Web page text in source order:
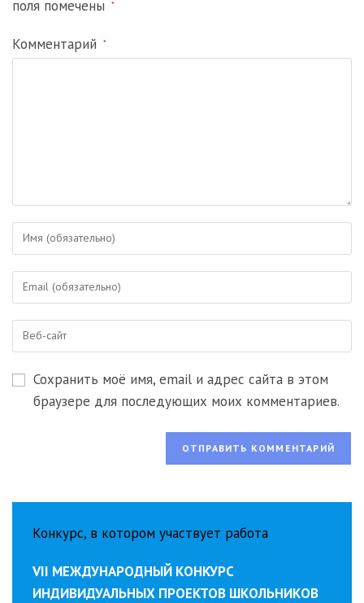
поля помечены
*
Комментарий *
Введите
или
имя
пользователя,
чтобы
прокомментировать
Введите
адрес,
чтобы
Введите
веб-
сайта
Сохранить моё имя, email и адрес сайта в этом
браузере для последующих моих комментариев.
Конкурс, в котором участвует работа
VII МЕЖДУНАРОДНЫЙ КОНКУРС
ИНДИВИДУАЛЬНЫХ ПРОЕКТОВ ШКОЛЬНИКОВ